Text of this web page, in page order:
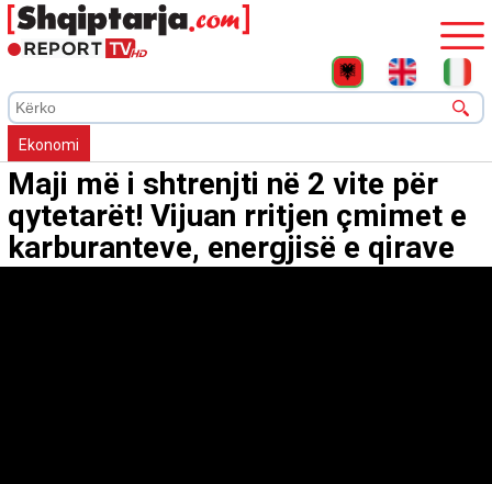
Ekonomi
Maji më i shtrenjti në 2 vite për
qytetarët! Vijuan rritjen çmimet e
karburanteve, energjisë e qirave